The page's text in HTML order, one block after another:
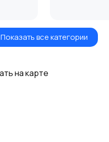
Свитеры и
Показать все категории
на карте